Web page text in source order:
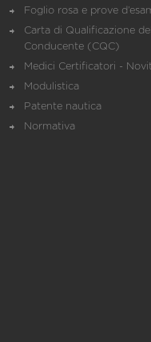
Foglio rosa e prove
Carta di Qualificazione del
Conducente (CQC)
Medici Certificatori -
Modulistica
Patente nautica
Normativa